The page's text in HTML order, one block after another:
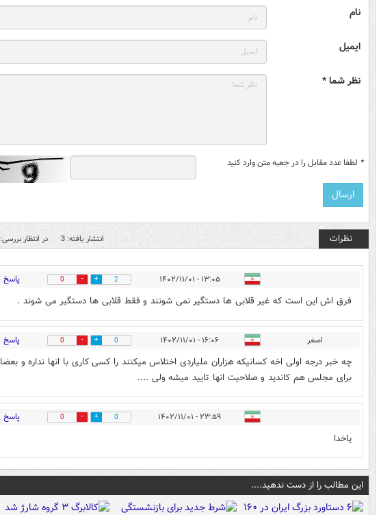
نام
ایمیل
نظر شما *
* لطفا عدد مقابل را در جعبه متن وارد کنید
نظرات انتشار یافته: 3 در انتظار بررسی: 0
۱۳:۰۵ - ۱۴۰۲/۱۱/۰۱ 2
0 پاسخ
فرق اش این است که غیر قلابی ها دستگیر نمی شونند و فقط قلابی ها دستگیر می شوند .
اصغر ۱۶:۰۶ - ۱۴۰۲/۱۱/۰۱ 0
0 پاسخ
چه خبر درجه اولی اخه کسانیکه هزاران ملیاردی اختلاس میکنند را کسی کاری با انها نداره و بعضا
برای مجلس هم کاندید و صلاحیت انها تایید میشه ولی ....
۲۳:۵۹ - ۱۴۰۲/۱۱/۰۱ 0
0 پاسخ
یاخدا
این مطالب را از دست ندهید....